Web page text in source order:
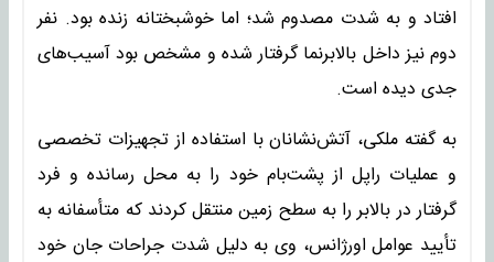
افتاد و به شدت مصدوم شد؛ اما خوشبختانه زنده بود. نفر
دوم نیز داخل بالابرنما گرفتار شده و مشخص بود آسیب‌های
جدی دیده است.
به گفته ملکی، آتش‌نشانان با استفاده از تجهیزات تخصصی
و عملیات راپل از پشت‌بام خود را به محل رسانده و فرد
گرفتار در بالابر را به سطح زمین منتقل کردند که متأسفانه به
تأیید عوامل اورژانس، وی به دلیل شدت جراحات جان خود